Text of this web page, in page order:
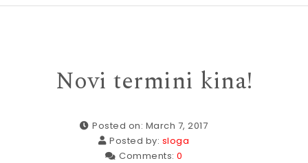
Novi termini kina!
Posted on: March 7, 2017
Posted by: sloga
Comments: 0